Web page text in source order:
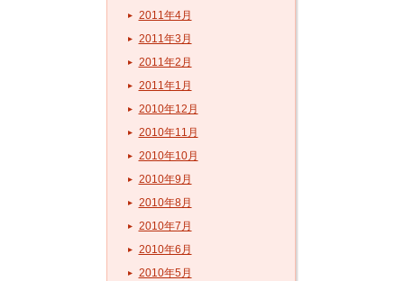
2011年4月
2011年3月
2011年2月
2011年1月
2010年12月
2010年11月
2010年10月
2010年9月
2010年8月
2010年7月
2010年6月
2010年5月